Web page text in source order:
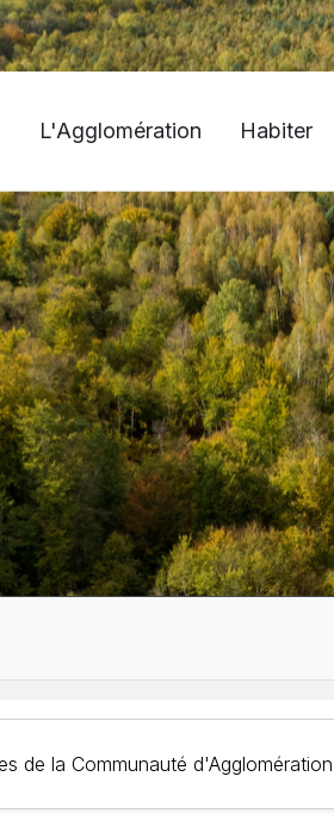
L'Agglomération Habiter
de la Communauté